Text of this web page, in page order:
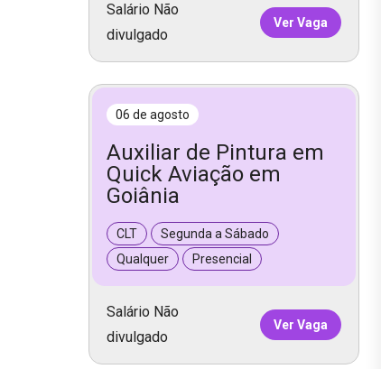
Salário Não
divulgado
Ver Vaga
06 de agosto
Auxiliar de Pintura em
Quick Aviação em
Goiânia
CLT
Segunda a Sábado
Qualquer
Presencial
Salário Não
divulgado
Ver Vaga